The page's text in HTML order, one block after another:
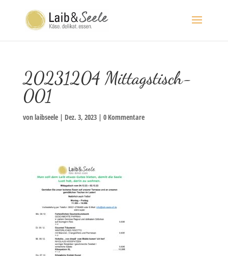
20231204 Mittagstisch-
001
vonlaibseele| Dez. 3, 2023| 0 Kommentare